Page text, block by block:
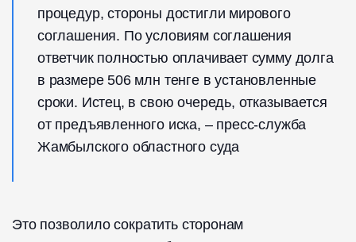
процедур, стороны достигли мирового
соглашения. По условиям соглашения
ответчик полностью оплачивает сумму долга
в размере 506 млн тенге в установленные
сроки. Истец, в свою очередь, отказывается
от предъявленного иска, – пресс-служба
Жамбылского областного суда
Это позволило сократить сторонам